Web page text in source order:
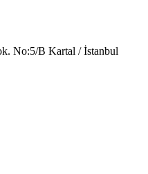
No:5/B Kartal / İstanbul